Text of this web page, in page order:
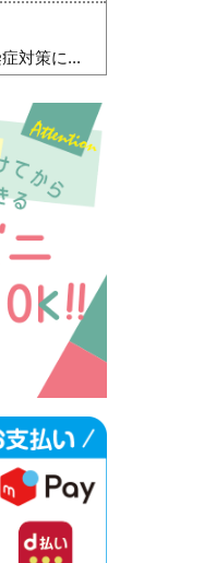
対策に...